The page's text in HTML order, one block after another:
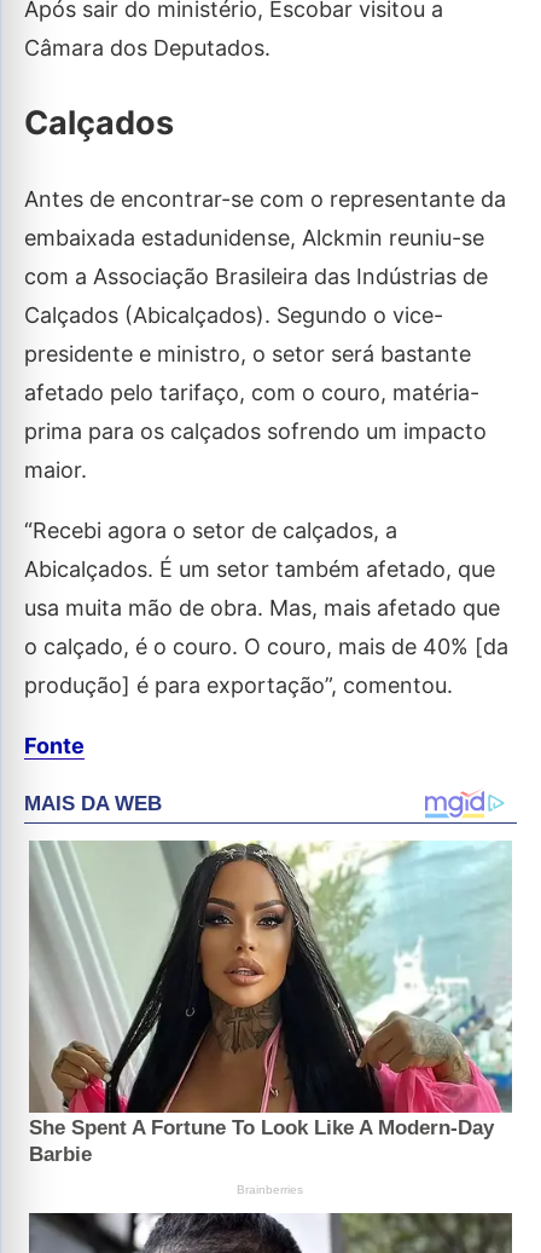
Após sair do ministério, Escobar visitou a
Câmara dos Deputados.
Calçados
Antes de encontrar-se com o representante da
embaixada estadunidense, Alckmin reuniu-se
com a Associação Brasileira das Indústrias de
Calçados (Abicalçados). Segundo o vice-
presidente e ministro, o setor será bastante
afetado pelo tarifaço, com o couro, matéria-
prima para os calçados sofrendo um impacto
maior.
“Recebi agora o setor de calçados, a
Abicalçados. É um setor também afetado, que
usa muita mão de obra. Mas, mais afetado que
o calçado, é o couro. O couro, mais de 40% [da
produção] é para exportação”, comentou.
Fonte